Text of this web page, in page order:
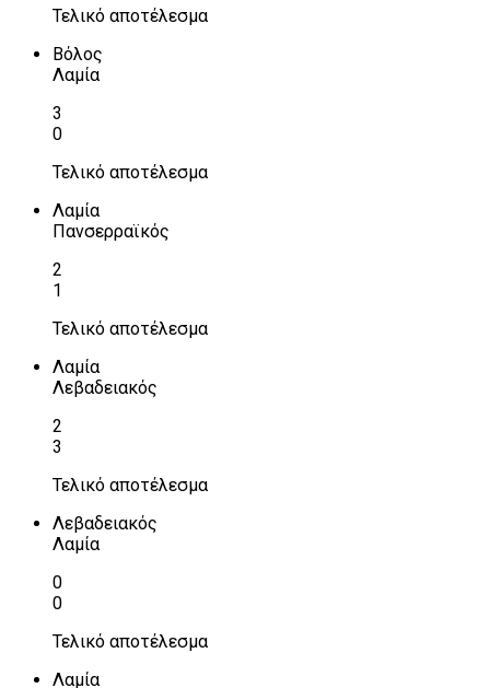
Τελικό αποτέλεσμα
Βόλος
Λαμία
3
0
Τελικό αποτέλεσμα
Λαμία
Πανσερραϊκός
2
1
Τελικό αποτέλεσμα
Λαμία
Λεβαδειακός
2
3
Τελικό αποτέλεσμα
Λεβαδειακός
Λαμία
0
0
Τελικό αποτέλεσμα
Λαμία